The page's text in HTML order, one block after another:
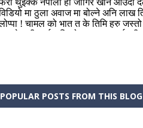
POPULAR POSTS FROM THIS BLOG